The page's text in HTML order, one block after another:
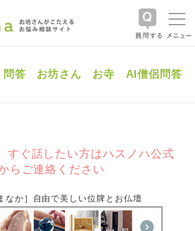
問答 お坊さん お寺 AI僧侶問答
すぐ話したい方はハスノハ公式
らご連絡ください
なか］自由で美しい位牌とお仏壇